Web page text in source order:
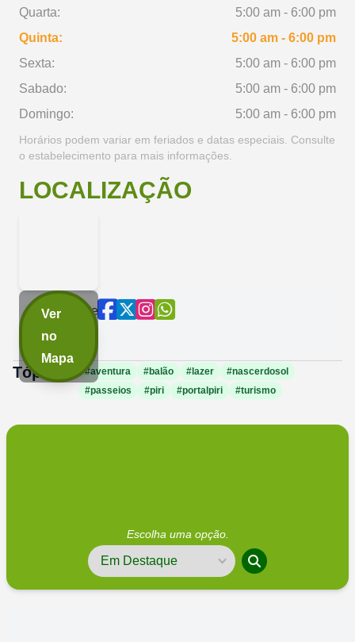
Quarta:
5:00 am - 6:00 pm
Quinta:
5:00 am - 6:00 pm
Sexta:
5:00 am - 6:00 pm
Sabado:
5:00 am - 6:00 pm
Domingo:
5:00 am - 6:00 pm
Horários podem variar em feriados e datas especiais. Consulte
o estabelecimento para mais informações.
LOCALIZAÇÃO
Ver
no
Mapa
Compartilhe
Tópicos: #aventura #balão #lazer
#nascerdosol
#passeios
#piri #portalpiri #turismo
Escolha uma opção.